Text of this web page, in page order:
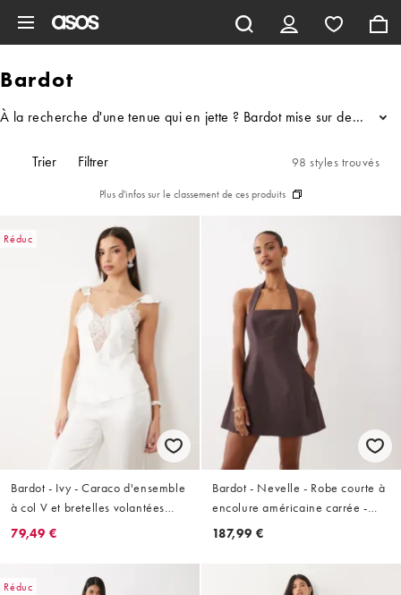
Bardot
À la recherche d'une tenue qui en jette ? Bardot mise sur des...
Trier Filtrer 98 styles trouvés
Plus d'infos sur le classement de ces produits
Réduc
Bardot - Ivy - Caraco d'ensemble
à col V et bretelles volantées
avec détails en dentelle - Blanc
79,49 €
Bardot - Nevelle - Robe courte à
encolure américaine carrée -
Chocolat
187,99 €
Réduc